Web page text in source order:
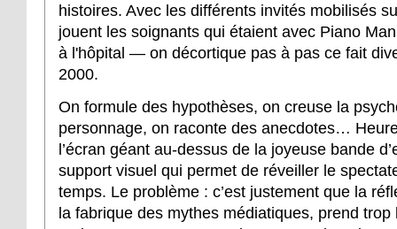
histoires. Avec les différents invités mobilisés
jouent les soignants qui étaient avec Piano
à l'hôpital — on décortique pas à pas ce fait
2000.
On formule des hypothèses, on creuse la
personnage, on raconte des anecdotes…
l’écran géant au-dessus de la joyeuse bande
support visuel qui permet de réveiller le
temps. Le problème : c’est justement que la
la fabrique des mythes médiatiques, prend